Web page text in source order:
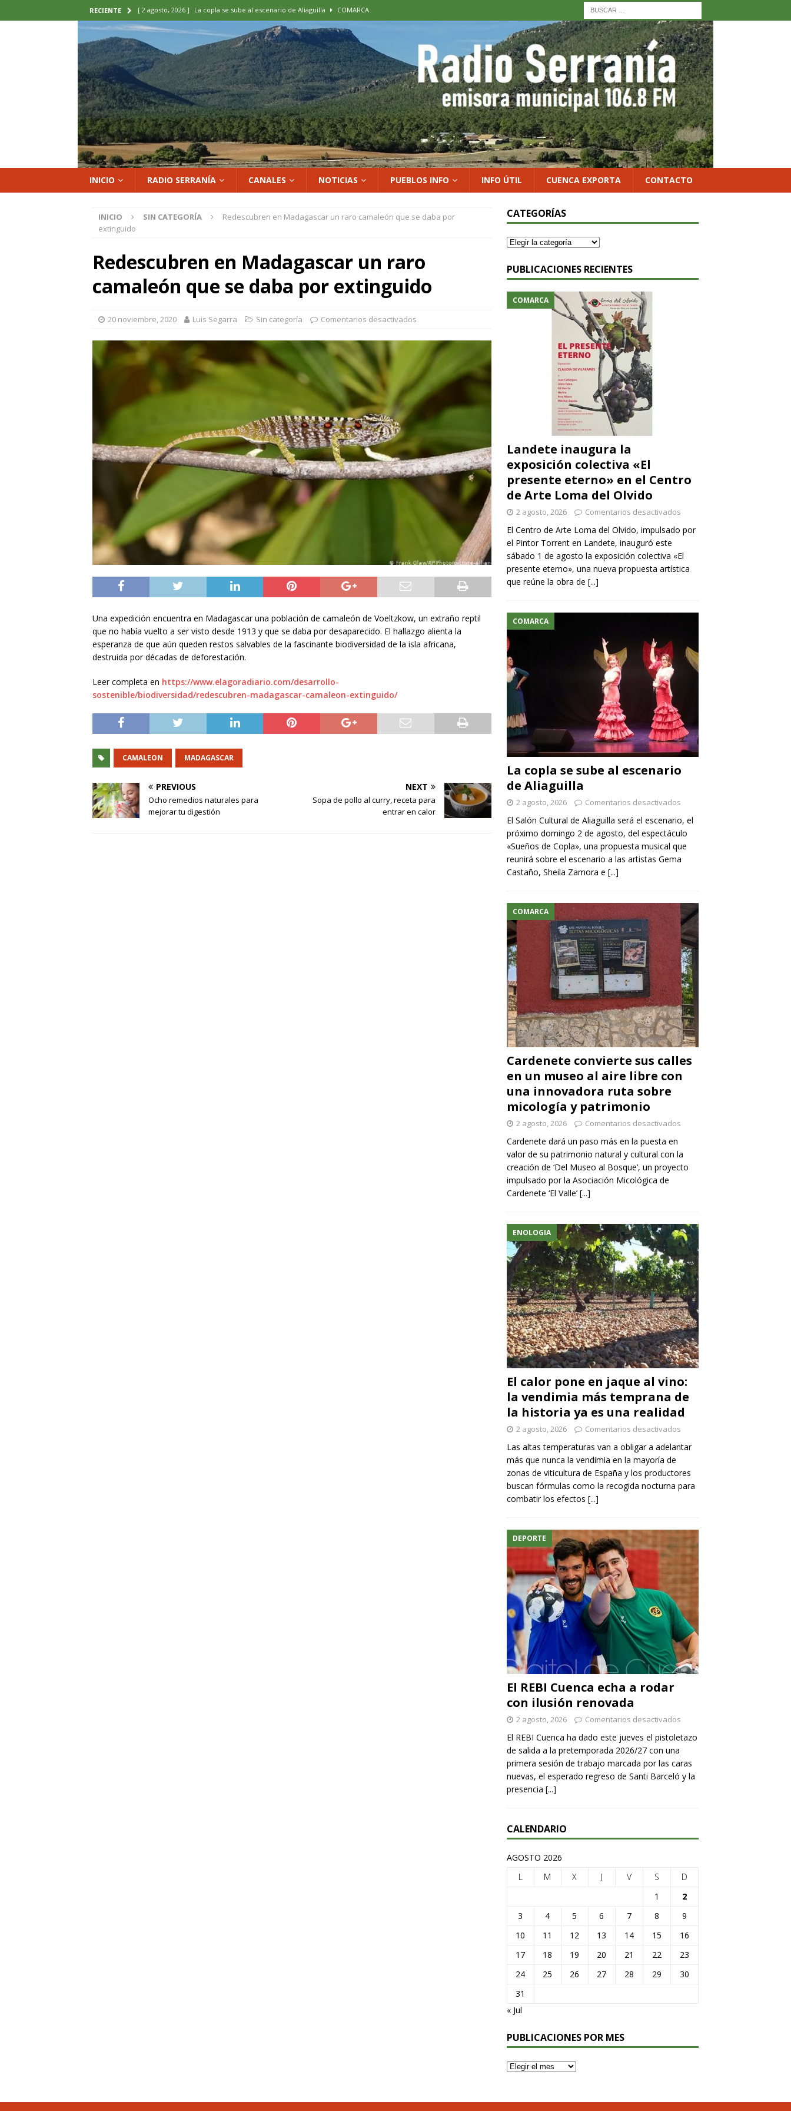
RECIENTE [ 2 agosto, 2026 ] La copla se sube al escenario de Aliaguilla COMARCA
[ 2 agosto, 2026 ] Cardenete convierte sus calles en un museo al aire libre con una innovadora ruta sobre
micología y patrimonio COMARCA
[ 2 agosto, 2026 ] El calor pone en jaque al vino: la vendimia más temprana de la historia ya es una realidad
ENOLOGIA
[ 2 agosto, 2026 ] El REBI Cuenca echa a rodar con ilusión renovada DEPORTE
[ 2 agosto, 2026 ] Landete inaugura la exposición colectiva «El presente eterno» en el Centro de Arte Loma
del Olvido COMARCA
INICIO RADIO SERRANÍA CANALES NOTICIAS PUEBLOS INFO INFO ÚTIL CUENCA EXPORTA CONTACTO
INICIO SIN CATEGORÍA
Redescubren en Madagascar un raro camaleón que se daba por
extinguido
Redescubren en Madagascar un raro
camaleón que se daba por extinguido
20 noviembre, 2020 Luis Segarra Sin categoría Comentarios desactivados
Una expedición encuentra en Madagascar una población de camaleón de Voeltzkow, un extraño reptil
que no había vuelto a ser visto desde 1913 y que se daba por desaparecido. El hallazgo alienta la
esperanza de que aún queden restos salvables de la fascinante biodiversidad de la isla africana,
destruida por décadas de deforestación.
Leer completa en https://www.elagoradiario.com/desarrollo-
sostenible/biodiversidad/redescubren-madagascar-camaleon-extinguido/
CAMALEON MADAGASCAR
PREVIOUS
Ocho remedios naturales para
mejorar tu digestión
NEXT
Sopa de pollo al curry, receta para
entrar en calor
CATEGORÍAS
PUBLICACIONES RECIENTES
COMARCA
Landete inaugura la
exposición colectiva «El
presente eterno» en el Centro
de Arte Loma del Olvido
2 agosto, 2026 Comentarios desactivados
El Centro de Arte Loma del Olvido, impulsado por
el Pintor Torrent en Landete, inauguró este
sábado 1 de agosto la exposición colectiva «El
presente eterno», una nueva propuesta artística
que reúne la obra de [...]
COMARCA
La copla se sube al escenario
de Aliaguilla
2 agosto, 2026 Comentarios desactivados
El Salón Cultural de Aliaguilla será el escenario, el
próximo domingo 2 de agosto, del espectáculo
«Sueños de Copla», una propuesta musical que
reunirá sobre el escenario a las artistas Gema
Castaño, Sheila Zamora e [...]
COMARCA
Cardenete convierte sus calles
en un museo al aire libre con
una innovadora ruta sobre
micología y patrimonio
2 agosto, 2026 Comentarios desactivados
Cardenete dará un paso más en la puesta en
valor de su patrimonio natural y cultural con la
creación de ‘Del Museo al Bosque’, un proyecto
impulsado por la Asociación Micológica de
Cardenete ‘El Valle’ [...]
ENOLOGIA
El calor pone en jaque al vino:
la vendimia más temprana de
la historia ya es una realidad
2 agosto, 2026 Comentarios desactivados
Las altas temperaturas van a obligar a adelantar
más que nunca la vendimia en la mayoría de
zonas de viticultura de España y los productores
buscan fórmulas como la recogida nocturna para
combatir los efectos [...]
DEPORTE
El REBI Cuenca echa a rodar
con ilusión renovada
2 agosto, 2026 Comentarios desactivados
El REBI Cuenca ha dado este jueves el pistoletazo
de salida a la pretemporada 2026/27 con una
primera sesión de trabajo marcada por las caras
nuevas, el esperado regreso de Santi Barceló y la
presencia [...]
CALENDARIO
AGOSTO 2026
L
M X J V S
D
1
2
3
4 5 6 7 8
9
10
11 12 13 14 15
16
17
18 19 20 21 22
23
24
25 26 27 28 29
30
31
« Jul
PUBLICACIONES POR MES